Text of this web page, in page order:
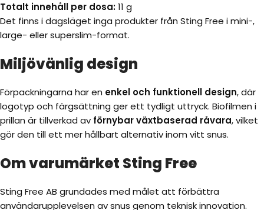
Totalt innehåll per dosa:11 g
Det finns i dagsläget inga produkter från Sting Free i mini-,
large- eller superslim-format.
Miljövänlig design
Förpackningarna har en enkel och funktionell design, där
logotyp och färgsättning ger ett tydligt uttryck. Biofilmen i
prillan är tillverkad av förnybar växtbaserad råvara, vilket
gör den till ett mer hållbart alternativ inom vitt snus.
Om varumärket Sting Free
Sting Free AB grundades med målet att förbättra
användarupplevelsen av snus genom teknisk innovation.